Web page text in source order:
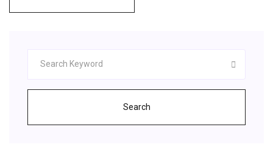
Search